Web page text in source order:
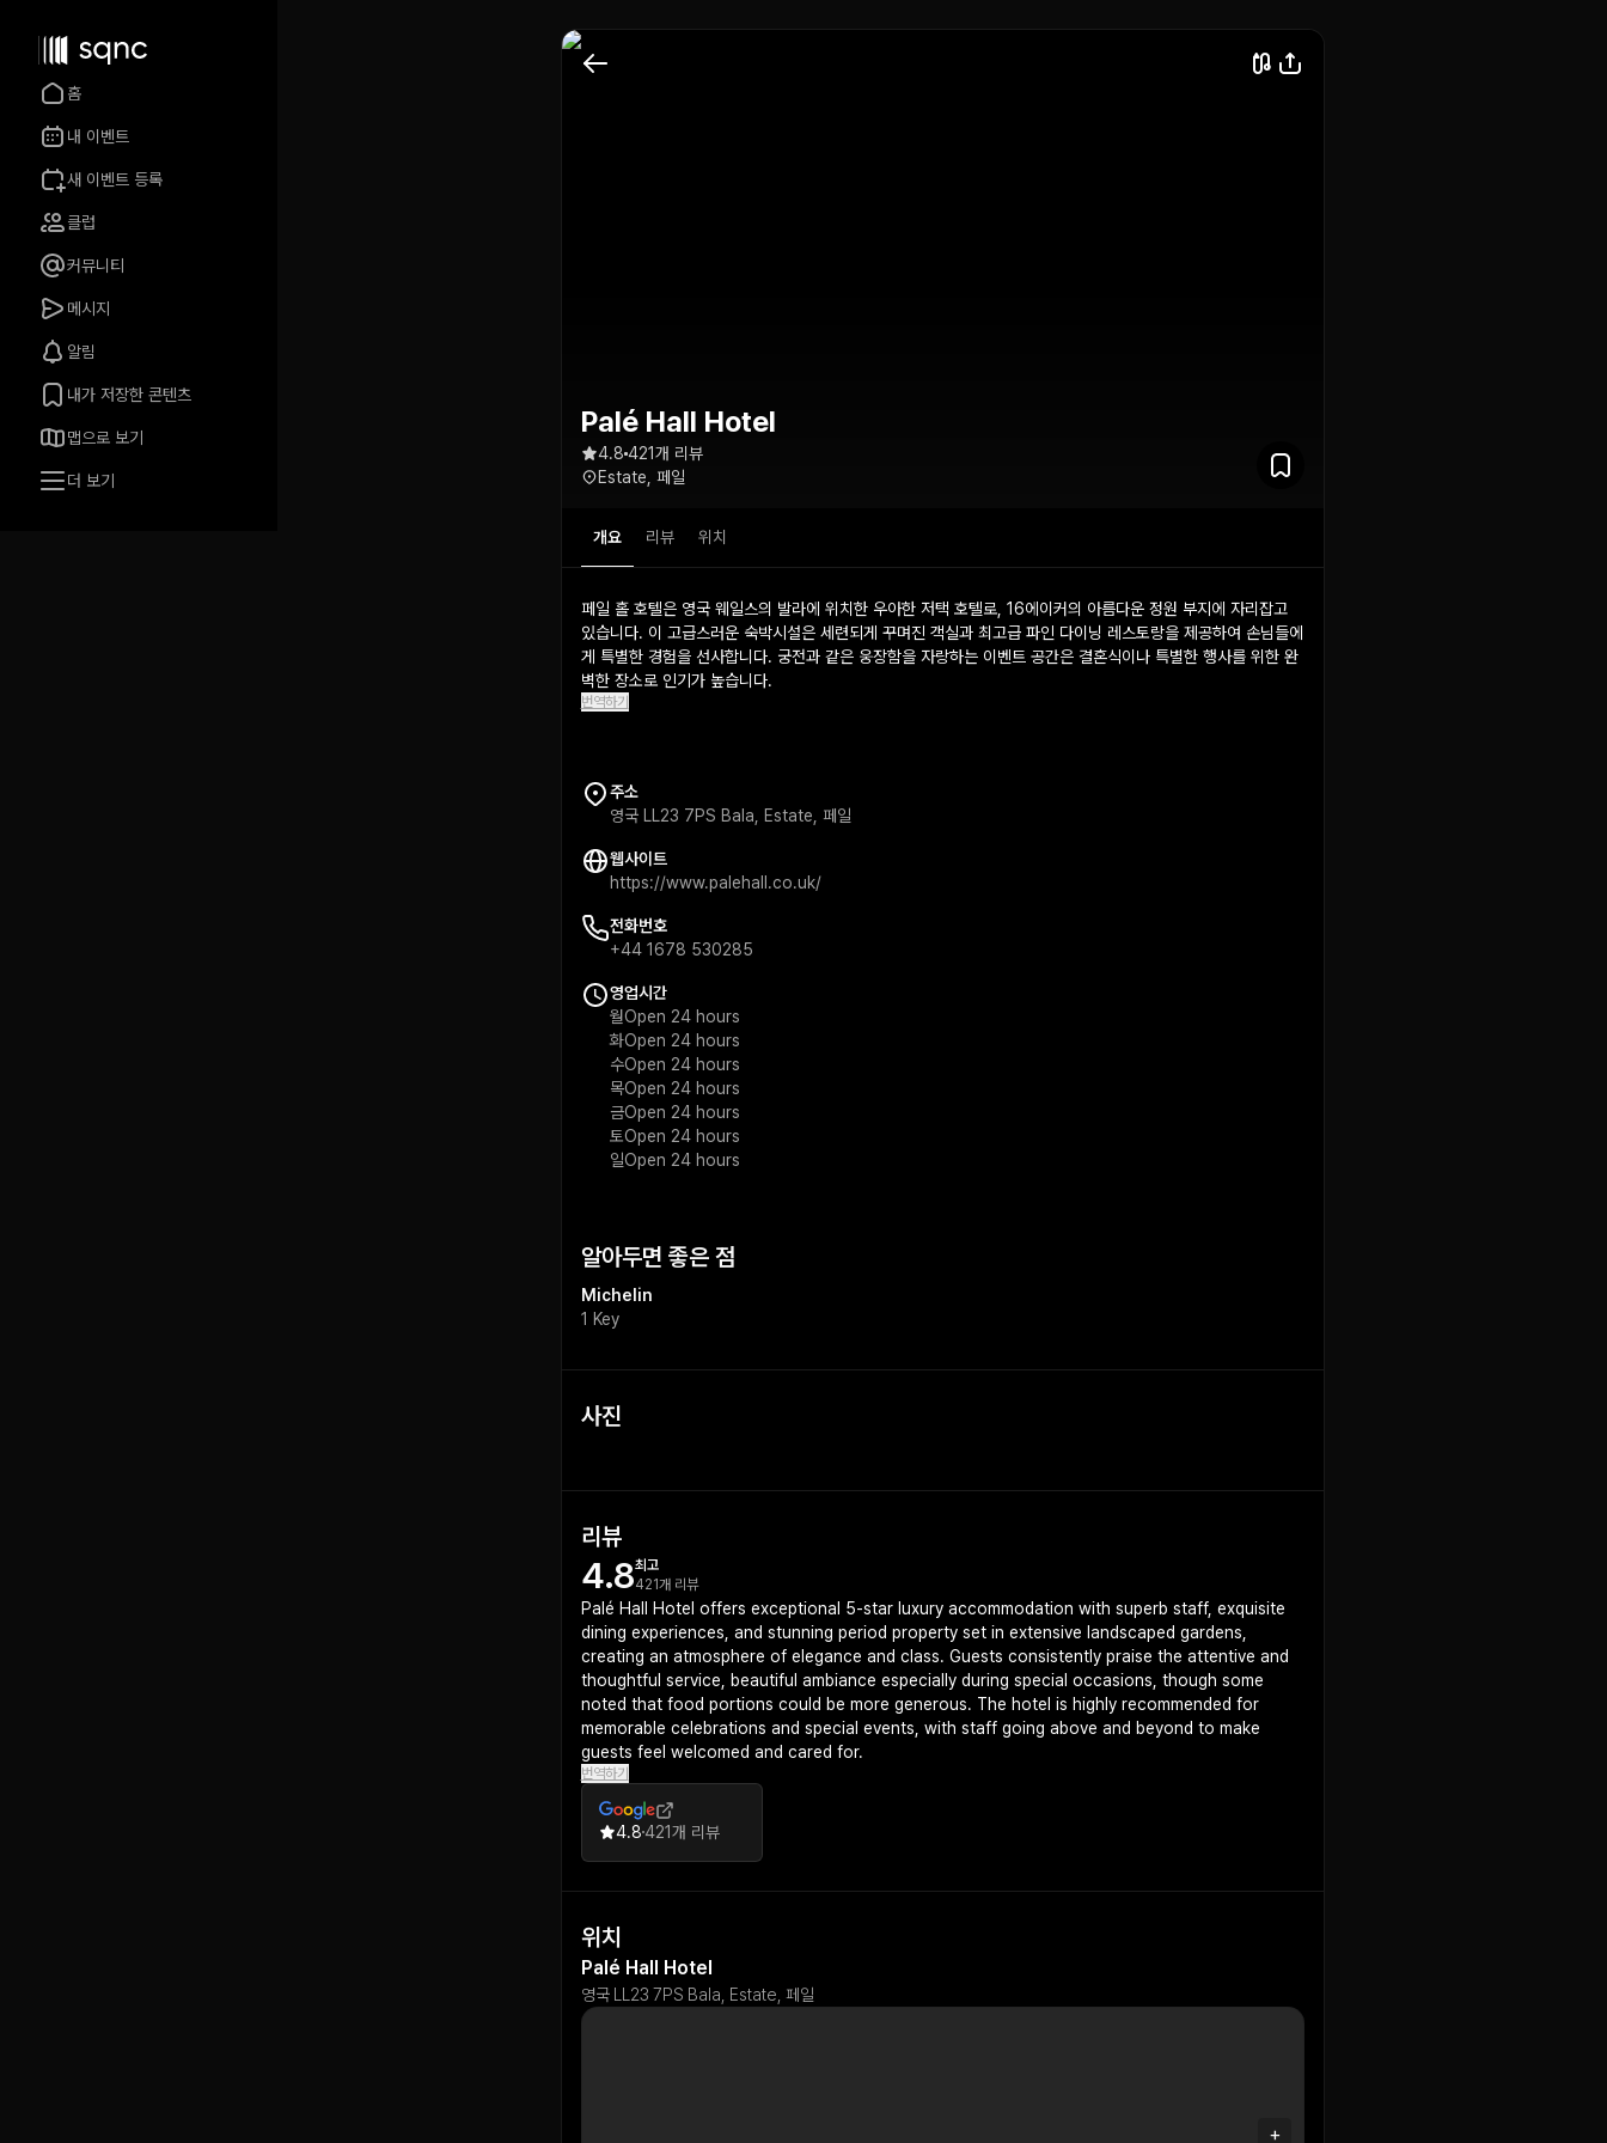
홈
내 이벤트
새 이벤트 등록
클럽
커뮤니티
메시지
알림
내가 저장한 콘텐츠
맵으로 보기
더 보기
Palé Hall Hotel
4.8 421개 리뷰
Estate, 페일
개요 리뷰 위치
페일 홀 호텔은 영국 웨일스의 발라에 위치한 우아한 저택 호텔로, 16에이커의 아름다운 정원 부지에 자리잡고
있습니다. 이 고급스러운 숙박시설은 세련되게 꾸며진 객실과 최고급 파인 다이닝 레스토랑을 제공하여 손님들에
게 특별한 경험을 선사합니다. 궁전과 같은 웅장함을 자랑하는 이벤트 공간은 결혼식이나 특별한 행사를 위한 완
벽한 장소로 인기가 높습니다.
번역하기
주소
영국 LL23 7PS Bala, Estate, 페일
웹사이트
https://www.palehall.co.uk/
전화번호
+44 1678 530285
영업시간
월
화
수
목
금
토
일
Open 24 hours
Open 24 hours
Open 24 hours
Open 24 hours
Open 24 hours
Open 24 hours
Open 24 hours
알아두면 좋은 점
Michelin
1 Key
사진
리뷰
4.8최고
421개 리뷰
Palé Hall Hotel offers exceptional 5-star luxury accommodation with superb staff, exquisite
dining experiences, and stunning period property set in extensive landscaped gardens,
creating an atmosphere of elegance and class. Guests consistently praise the attentive and
thoughtful service, beautiful ambiance especially during special occasions, though some
noted that food portions could be more generous. The hotel is highly recommended for
memorable celebrations and special events, with staff going above and beyond to make
guests feel welcomed and cared for.
번역하기
4.8421개 리뷰
위치
Palé Hall Hotel
영국 LL23 7PS Bala, Estate, 페일
+